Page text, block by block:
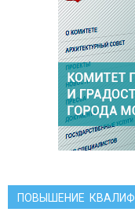
ПОВЫШЕНИЕ